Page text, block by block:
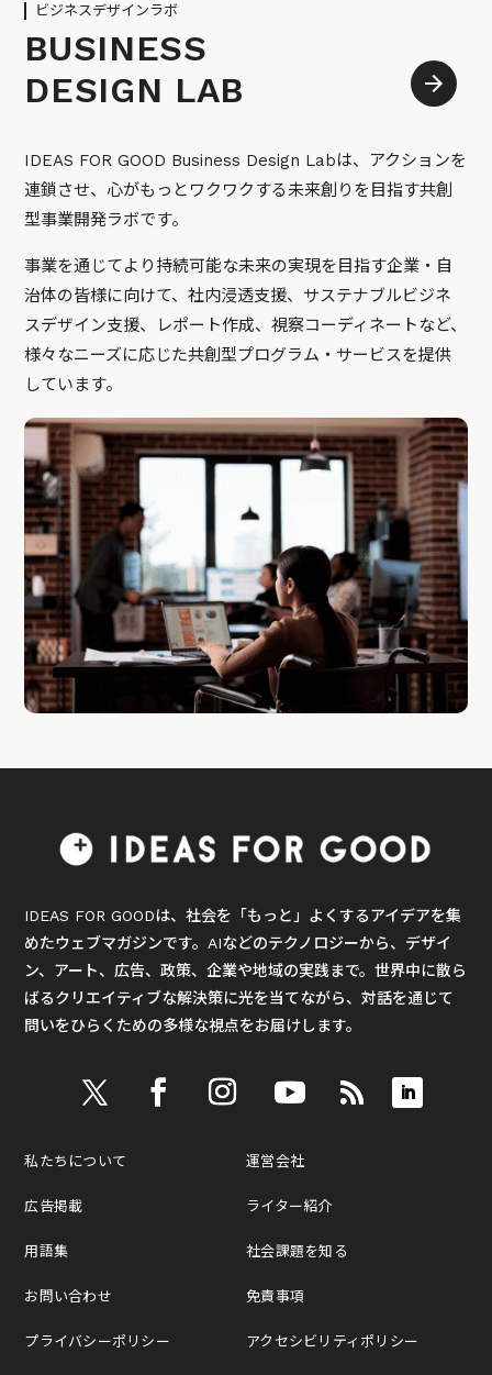
ビジネスデザインラボ
BUSINESS
DESIGN LAB
IDEAS FOR GOOD Business Design Labは、アクションを
連鎖させ、心がもっとワクワクする未来創りを目指す共創
型事業開発ラボです。
事業を通じてより持続可能な未来の実現を目指す企業・自
治体の皆様に向けて、社内浸透支援、サステナブルビジネ
スデザイン支援、レポート作成、視察コーディネートなど、
様々なニーズに応じた共創型プログラム・サービスを提供
しています。
IDEAS FOR GOODは、社会を「もっと」よくするアイデアを集
めたウェブマガジンです。AIなどのテクノロジーから、デザイ
ン、アート、広告、政策、企業や地域の実践まで。世界中に散ら
ばるクリエイティブな解決策に光を当てながら、対話を通じて
問いをひらくための多様な視点をお届けします。
私たちについて
広告掲載
用語集
お問い合わせ
プライバシーポリシー
運営会社
ライター紹介
社会課題を知る
免責事項
アクセシビリティポリシー